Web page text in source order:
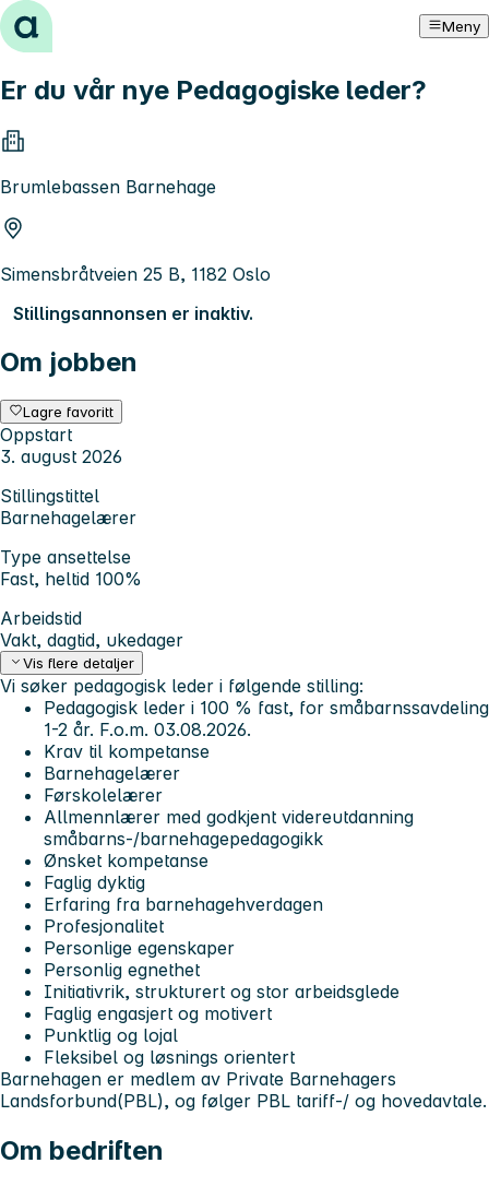
Hopp til innhold Meny
Er du vår nye Pedagogiske leder?
Brumlebassen Barnehage
Simensbråtveien 25 B, 1182 Oslo
Stillingsannonsen er inaktiv.
Om jobben
Lagre favoritt
Oppstart
3. august 2026
Stillingstittel
Barnehagelærer
Type ansettelse
Fast, heltid 100%
Arbeidstid
Vakt, dagtid, ukedager
Vis flere detaljer
Vi søker pedagogisk leder i følgende stilling:
Pedagogisk leder i 100 % fast, for småbarnssavdeling
1-2 år. F.o.m. 03.08.2026.
Krav til kompetanse
Barnehagelærer
Førskolelærer
Allmennlærer med godkjent videreutdanning
småbarns-/barnehagepedagogikk
Ønsket kompetanse
Faglig dyktig
Erfaring fra barnehagehverdagen
Profesjonalitet
Personlige egenskaper
Personlig egnethet
Initiativrik, strukturert og stor arbeidsglede
Faglig engasjert og motivert
Punktlig og lojal
Fleksibel og løsnings orientert
Barnehagen er medlem av Private Barnehagers
Landsforbund(PBL), og følger PBL tariff-/ og hovedavtale.
Om bedriften